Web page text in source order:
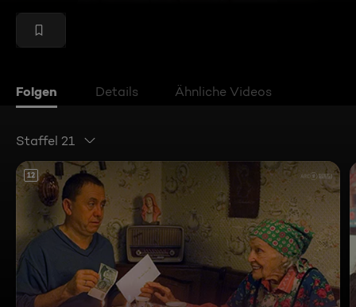
Folgen Details Ähnliche Videos
Staffel 21
12